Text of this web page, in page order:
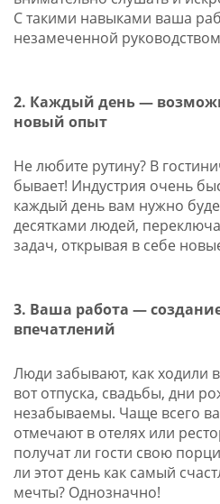
С такими навыками ваша
незамеченной
2. Каждый день —
новый опыт
Не любите рутину? В
бывает! Индустрия очень
каждый день вам нужно
десятками людей,
задач, открывая в себе
3. Ваша работа —
впечатлений
Люди забывают, как ходили
вот отпуска, свадьбы, дни
незабываемы. Чаще всего
отмечают в отелях или
получат ли гости свою
ли этот день как самый
мечты? Однозначно!